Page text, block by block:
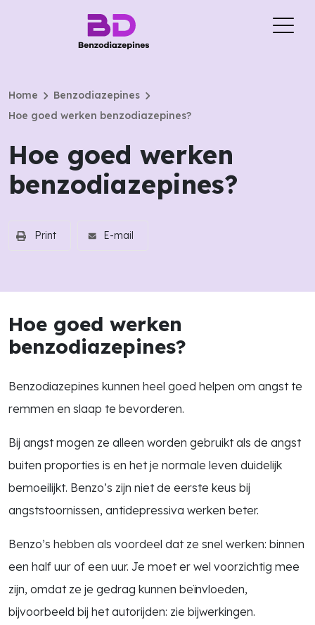
Home chevron_right Benzodiazepines chevron_right
Hoe goed werken benzodiazepines?
Hoe goed werken
benzodiazepines?
Print E-mail
Hoe goed werken
benzodiazepines?
Benzodiazepines kunnen heel goed helpen om angst te
remmen en slaap te bevorderen.
Bij angst mogen ze alleen worden gebruikt als de angst
buiten proporties is en het je normale leven duidelijk
bemoeilijkt. Benzo’s zijn niet de eerste keus bij
angststoornissen, antidepressiva werken beter.
Benzo’s hebben als voordeel dat ze snel werken: binnen
een half uur of een uur. Je moet er wel voorzichtig mee
zijn, omdat ze je gedrag kunnen beïnvloeden,
bijvoorbeeld bij het autorijden: zie bijwerkingen.